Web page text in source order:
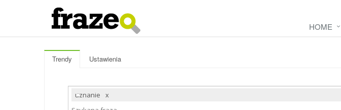
HOME
Trendy Ustawienia
uznanie